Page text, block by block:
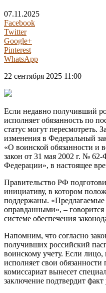
07.11.2025
Facebook
Twitter
Google+
Pinterest
WhatsApp
22 сентября 2025 11:00
Если недавно получивший
исполняет обязанность по
статус могут пересмотреть.
изменения в Федеральный
«О воинской обязанности и
закон от 31 мая 2002 г. №
Федерации», в настоящее
Правительство РФ
инициативу, в котором
поддержаны. «Предлагаемые
оправданными», –
системе обеспечения
Напомним, что согласно
получивших российский
воинскому учету. Если
исполняет свои
комиссариат вынесет
заключение подтвердит факт